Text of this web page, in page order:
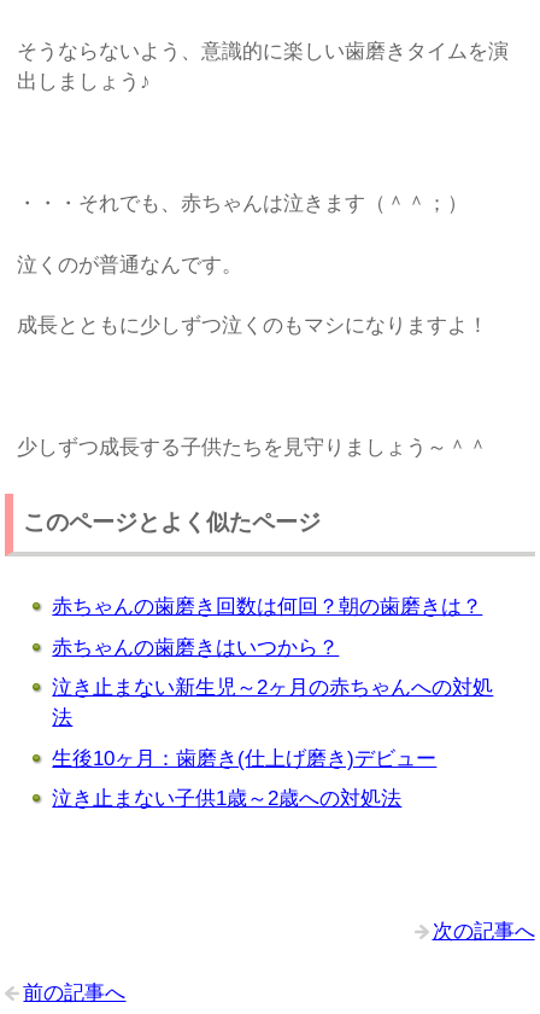
そうならないよう、意識的に楽しい歯磨きタイムを演
出しましょう♪
・・・それでも、赤ちゃんは泣きます（＾＾；）
泣くのが普通なんです。
成長とともに少しずつ泣くのもマシになりますよ！
少しずつ成長する子供たちを見守りましょう～＾＾
このページとよく似たページ
赤ちゃんの歯磨き回数は何回？朝の歯磨きは？
赤ちゃんの歯磨きはいつから？
泣き止まない新生児～2ヶ月の赤ちゃんへの対処
法
生後10ヶ月：歯磨き(仕上げ磨き)デビュー
泣き止まない子供1歳～2歳への対処法
次の記事へ
前の記事へ